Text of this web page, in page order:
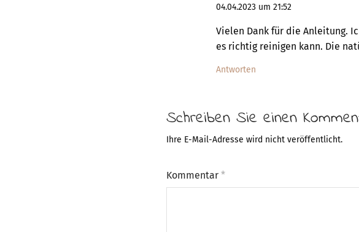
04.04.2023 um 21:52
Vielen Dank für die Anleitung.
es richtig reinigen kann. Die
Antworten
Schreiben Sie einen
Ihre E-Mail-Adresse wird nicht veröffentlicht.
Kommentar *